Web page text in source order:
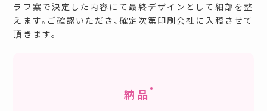
ラフ案で決定した内容にて最終デザインとして細部を整
えます。ご確認いただき、確定次第印刷会社に入稿させて
頂きます。
納品